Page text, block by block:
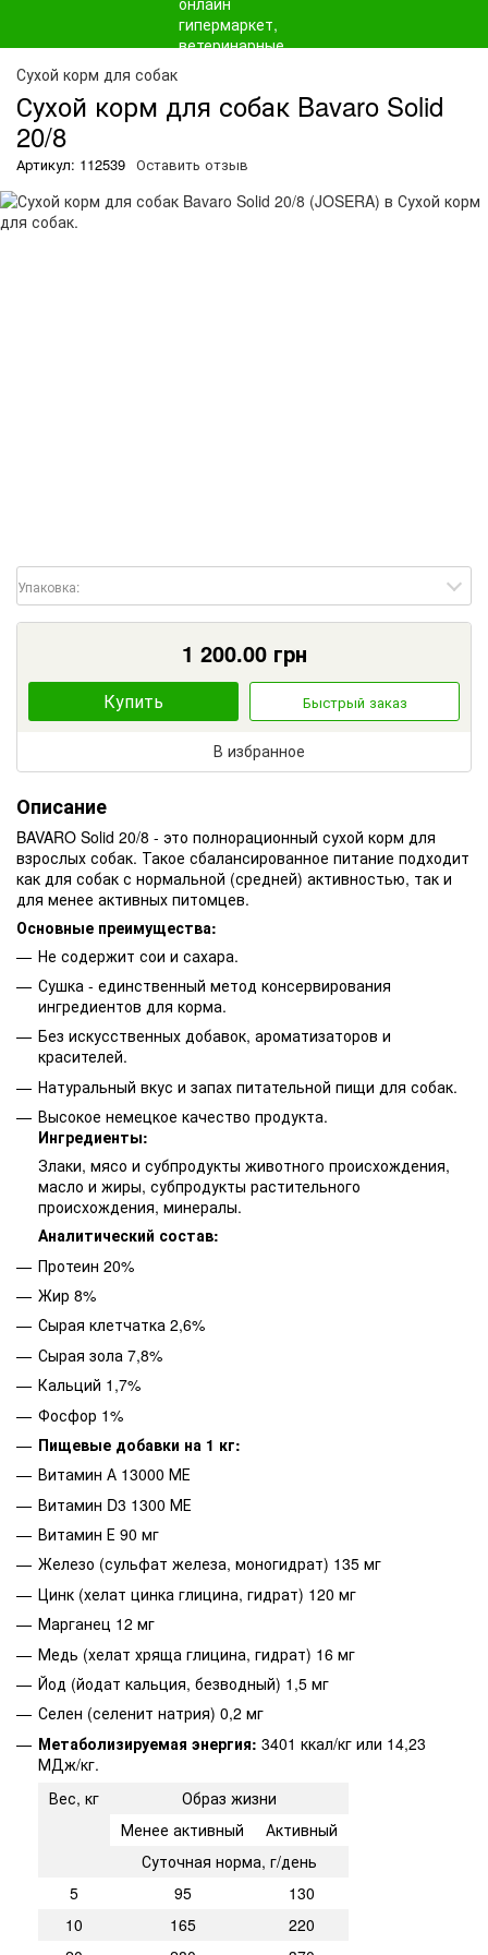
Сухой корм для собак
Сухой корм для собак Bavaro Solid
20/8
Артикул: 112539 Оставить отзыв
Упаковка:
1 200.00грн
Купить Быстрый заказ
В избранное
Описание
BAVARO Solid 20/8 - это полнорационный сухой корм для
взрослых собак. Такое сбалансированное питание подходит
как для собак с нормальной (средней) активностью, так и
для менее активных питомцев.
Основные преимущества:
Не содержит сои и сахара.
Сушка - единственный метод консервирования
ингредиентов для корма.
Без искусственных добавок, ароматизаторов и
красителей.
Натуральный вкус и запах питательной пищи для собак.
Высокое немецкое качество продукта.
Ингредиенты:
Злаки, мясо и субпродукты животного происхождения,
масло и жиры, субпродукты растительного
происхождения, минералы.
Аналитический состав:
Протеин 20%
Жир 8%
Сырая клетчатка 2,6%
Сырая зола 7,8%
Кальций 1,7%
Фосфор 1%
Пищевые добавки на 1 кг:
Витамин А 13000 МЕ
Витамин D3 1300 МЕ
Витамин Е 90 мг
Железо (сульфат железа, моногидрат) 135 мг
Цинк (хелат цинка глицина, гидрат) 120 мг
Марганец 12 мг
Медь (хелат хряща глицина, гидрат) 16 мг
Йод (йодат кальция, безводный) 1,5 мг
Селен (селенит натрия) 0,2 мг
Метаболизируемая энергия: 3401 ккал/кг или 14,23
МДж/кг.
Вес, кг
Образ жизни
Менее активный
Активный
Суточная норма, г/день
5
95
130
10
165
220